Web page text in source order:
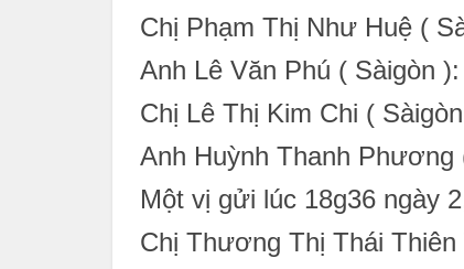
Chị Phạm Thị Như Huệ (
Anh Lê Văn Phú ( Sàigòn
Chị Lê Thị Kim Chi (
Anh Huỳnh Thanh Phương
Một vị gửi lúc 18g36 ngày
Chị Thương Thị Thái